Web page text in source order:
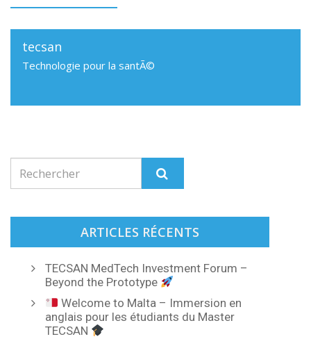
tecsan
Technologie pour la santÃ©
ARTICLES RÉCENTS
TECSAN MedTech Investment Forum –
Beyond the Prototype
Welcome to Malta – Immersion en
anglais pour les étudiants du Master
TECSAN